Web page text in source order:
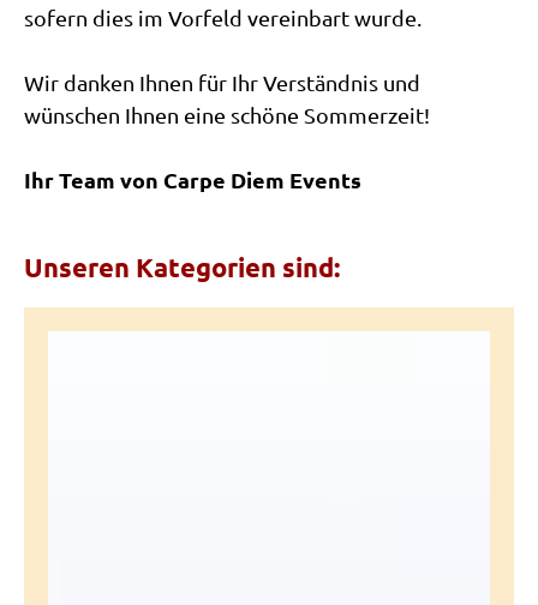
sofern dies im Vorfeld vereinbart wurde.
Wir danken Ihnen für Ihr Verständnis und
wünschen Ihnen eine schöne Sommerzeit!
Ihr Team von Carpe Diem Events
Unseren Kategorien sind: